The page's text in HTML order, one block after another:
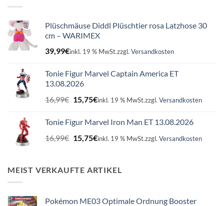
Plüschmäuse Diddl Plüschtier rosa Latzhose 30
cm – WARIMEX
39,99€inkl. 19 % MwSt.zzgl. Versandkosten
Tonie Figur Marvel Captain America ET
13.08.2026
16,99€ Ursprünglicher
Preis
16,99€
15,75€Aktueller
15,75€.
inkl. 19 % MwSt.zzgl. Versandkosten
Tonie Figur Marvel Iron Man ET 13.08.2026
16,99€ Ursprünglicher
Preis
16,99€
15,75€Aktueller
15,75€.
inkl. 19 % MwSt.zzgl. Versandkosten
MEIST VERKAUFTE ARTIKEL
Pokémon ME03 Optimale Ordnung Booster